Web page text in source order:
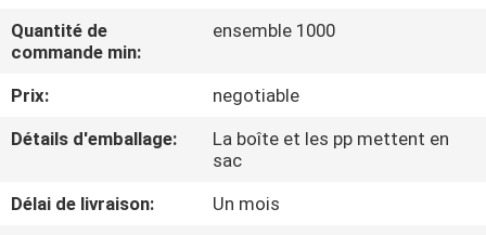
VISITE
D'USINE
CONTRÔLE
QUALITÉ
Quantité de
commande min:
ensemble 1000
Prix:
negotiable
Détails d'emballage:
La boîte et les pp mettent en
sac
Délai de livraison:
Un mois